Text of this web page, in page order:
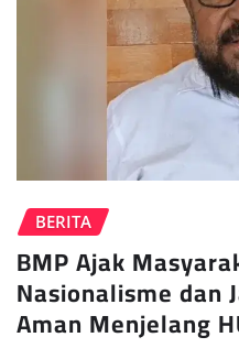
BERITA
BMP Ajak
Nasionalisme dan
Aman Menjelang